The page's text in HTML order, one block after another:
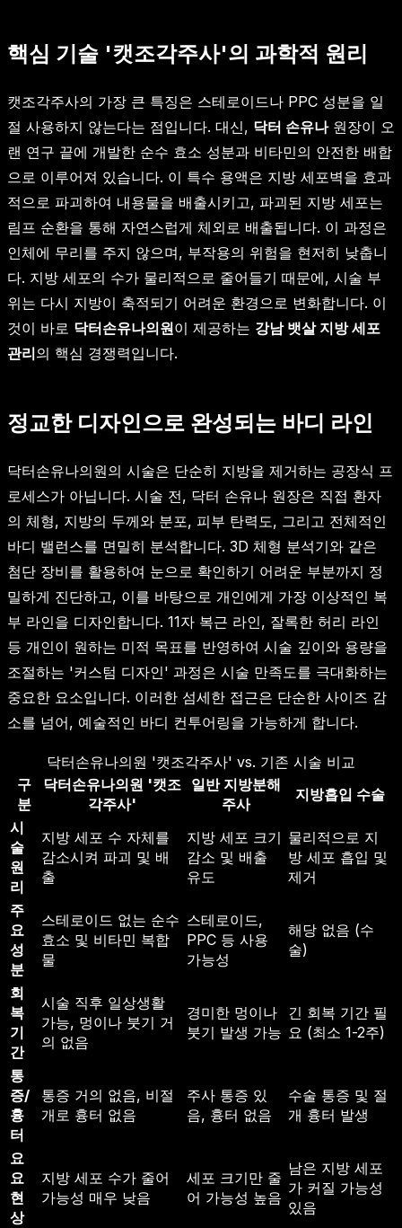
핵심 기술 '캣조각주사'의 과학적 원리
캣조각주사의 가장 큰 특징은 스테로이드나 PPC 성분을 일
절 사용하지 않는다는 점입니다. 대신, 닥터 손유나원장이 오
랜 연구 끝에 개발한 순수 효소 성분과 비타민의 안전한 배합
으로 이루어져 있습니다. 이 특수 용액은 지방 세포벽을 효과
적으로 파괴하여 내용물을 배출시키고, 파괴된 지방 세포는
림프 순환을 통해 자연스럽게 체외로 배출됩니다. 이 과정은
인체에 무리를 주지 않으며, 부작용의 위험을 현저히 낮춥니
다. 지방 세포의 수가 물리적으로 줄어들기 때문에, 시술 부
위는 다시 지방이 축적되기 어려운 환경으로 변화합니다. 이
것이 바로 닥터손유나의원이 제공하는 강남 뱃살 지방 세포
관리의 핵심 경쟁력입니다.
정교한 디자인으로 완성되는 바디 라인
닥터손유나의원의 시술은 단순히 지방을 제거하는 공장식 프
로세스가 아닙니다. 시술 전, 닥터 손유나 원장은 직접 환자
의 체형, 지방의 두께와 분포, 피부 탄력도, 그리고 전체적인
바디 밸런스를 면밀히 분석합니다. 3D 체형 분석기와 같은
첨단 장비를 활용하여 눈으로 확인하기 어려운 부분까지 정
밀하게 진단하고, 이를 바탕으로 개인에게 가장 이상적인 복
부 라인을 디자인합니다. 11자 복근 라인, 잘록한 허리 라인
등 개인이 원하는 미적 목표를 반영하여 시술 깊이와 용량을
조절하는 '커스텀 디자인' 과정은 시술 만족도를 극대화하는
중요한 요소입니다. 이러한 섬세한 접근은 단순한 사이즈 감
소를 넘어, 예술적인 바디 컨투어링을 가능하게 합니다.
닥터손유나의원 '캣조각주사' vs. 기존 시술 비교
구
분
닥터손유나의원 '캣조
각주사'
일반 지방분해
주사
지방흡입 수술
시
술
원
리
지방 세포 수 자체를
감소시켜 파괴 및 배
출
지방 세포 크기
감소 및 배출
유도
물리적으로 지
방 세포 흡입 및
제거
주
요
성
분
스테로이드 없는 순수
효소 및 비타민 복합
물
스테로이드,
PPC 등 사용
가능성
해당 없음 (수
술)
회
복
기
간
시술 직후 일상생활
가능, 멍이나 붓기 거
의 없음
경미한 멍이나
붓기 발생 가능
긴 회복 기간 필
요 (최소 1-2주)
통
증/
흉
터
통증 거의 없음, 비절
개로 흉터 없음
주사 통증 있
음, 흉터 없음
수술 통증 및 절
개 흉터 발생
요
요
현
상
지방 세포 수가 줄어
가능성 매우 낮음
세포 크기만 줄
어 가능성 높음
남은 지방 세포
가 커질 가능성
있음